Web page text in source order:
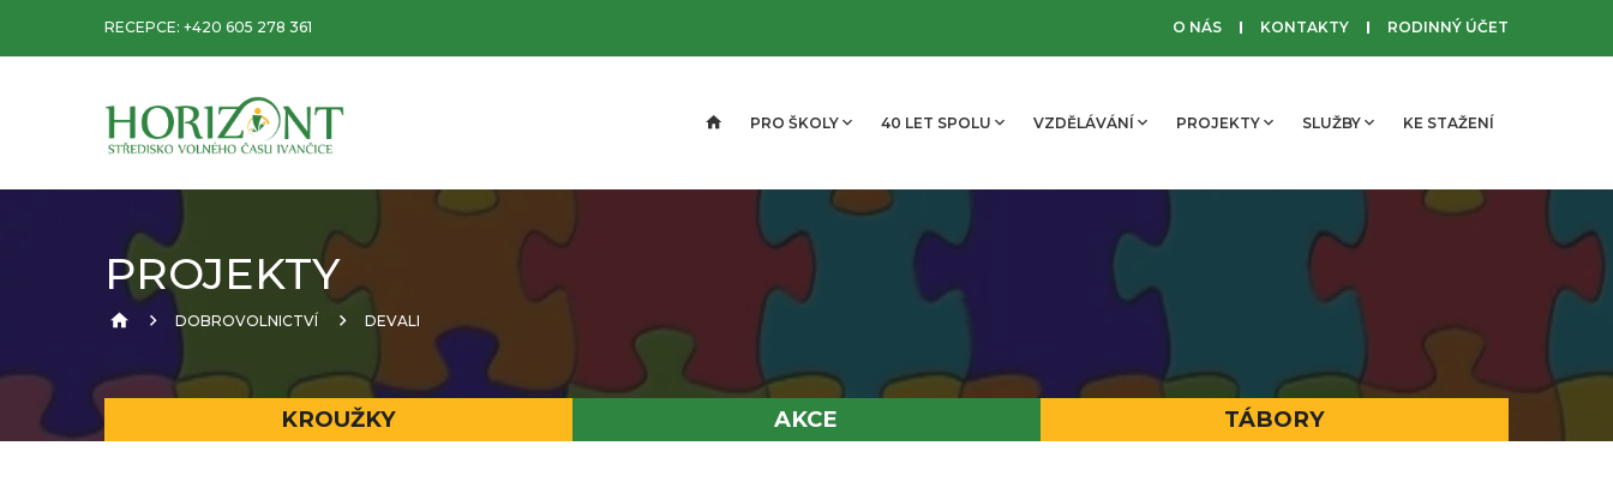
RECEPCE: +420 605 278 361 O NÁS KONTAKTY RODINNÝ ÚČET
PRO ŠKOLY 40 LET SPOLU VZDĚLÁVÁNÍ PROJEKTY SLUŽBY KE STAŽENÍ
PROJEKTY
DOBROVOLNICTVÍ DEVALI
KROUŽKY AKCE TÁBORY